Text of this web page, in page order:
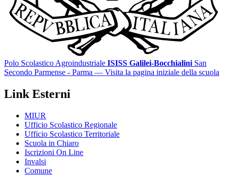
Polo Scolastico Agroindustriale ISISS Galilei-Bocchialini San
Secondo Parmense - Parma — Visita la pagina iniziale della scuola
Link Esterni
MIUR
Ufficio Scolastico Regionale
Ufficio Scolastico Territoriale
Scuola in Chiaro
Iscrizioni On Line
Invalsi
Comune